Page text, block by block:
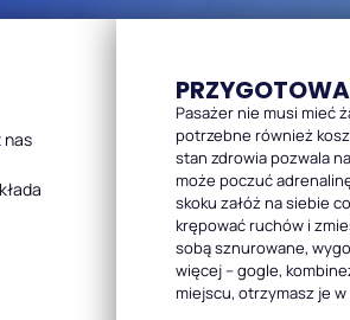
nas
Pasażer nie musi mieć
potrzebne również
stan zdrowia pozwala
może poczuć
skoku załóż na siebie
krępować ruchów i
sobą sznurowane,
więcej – gogle,
miejscu, otrzymasz je